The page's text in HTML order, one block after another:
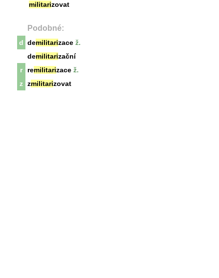
militarizovat
Podobné:
d demilitarizace ž.
demilitarizační
r
remilitarizace ž.
z
zmilitarizovat